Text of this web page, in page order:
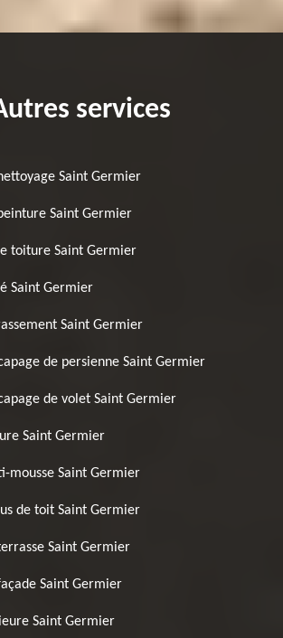
services
Saint Germier
Saint Germier
toiture Saint Germier
Saint Germier
Saint Germier
de persienne Saint Germier
de volet Saint Germier
Saint Germier
mousse Saint Germier
de toit Saint Germier
Saint Germier
Saint Germier
Saint Germier